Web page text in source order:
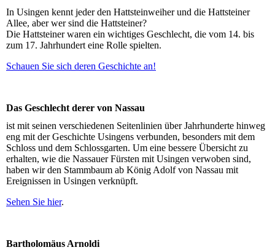
In Usingen kennt jeder den Hattsteinweiher und die Hattsteiner
Allee, aber wer sind die Hattsteiner?
Die Hattsteiner waren ein wichtiges Geschlecht, die vom 14. bis
zum 17. Jahrhundert eine Rolle spielten.
Schauen Sie sich deren Geschichte an!
Das Geschlecht derer von Nassau
ist mit seinen verschiedenen Seitenlinien über Jahrhunderte hinweg
eng mit der Geschichte Usingens verbunden, besonders mit dem
Schloss und dem Schlossgarten. Um eine bessere Übersicht zu
erhalten, wie die Nassauer Fürsten mit Usingen verwoben sind,
haben wir den Stammbaum ab König Adolf von Nassau mit
Ereignissen in Usingen verknüpft.
Sehen Sie hier.
Bartholomäus Arnoldi